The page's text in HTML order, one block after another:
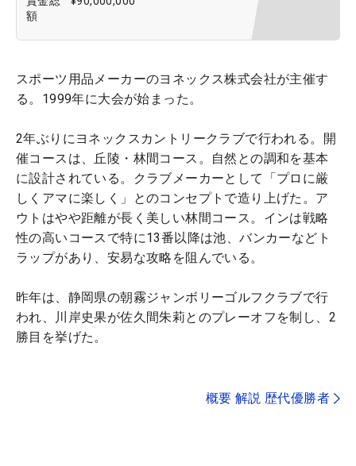
額
スポーツ用品メーカーのヨネックス株式会社が主催す
る。1999年に大会が始まった。
2年ぶりにヨネックスカントリークラブで行われる。開
催コースは、丘陵・林間コース。自然との調和を基本
に設計されている。クラブメーカーとして「プロに厳
しくアマに楽しく」とのコンセプトで造り上げた。ア
ウトはやや距離が長く美しい林間コース。インは戦略
性の高いコースで特に13番以降は池、バンカーなどト
ラップがあり、安易な攻略を阻んでいる。
昨年は、静岡県の朝霧ジャンボリーゴルフクラブで行
われ、川岸史果が佐久間朱莉とのプレーオフを制し、2
勝目を挙げた。
概要 解説 歴代優勝者